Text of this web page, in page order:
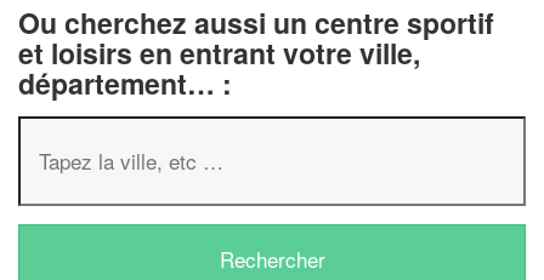
Ou cherchez aussi un centre sportif
et loisirs en entrant votre ville,
département… :